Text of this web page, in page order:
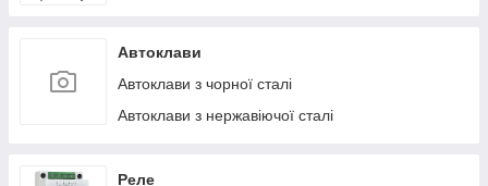
Автоклави
Автоклави з чорної сталі
Автоклави з нержавіючої сталі
Реле